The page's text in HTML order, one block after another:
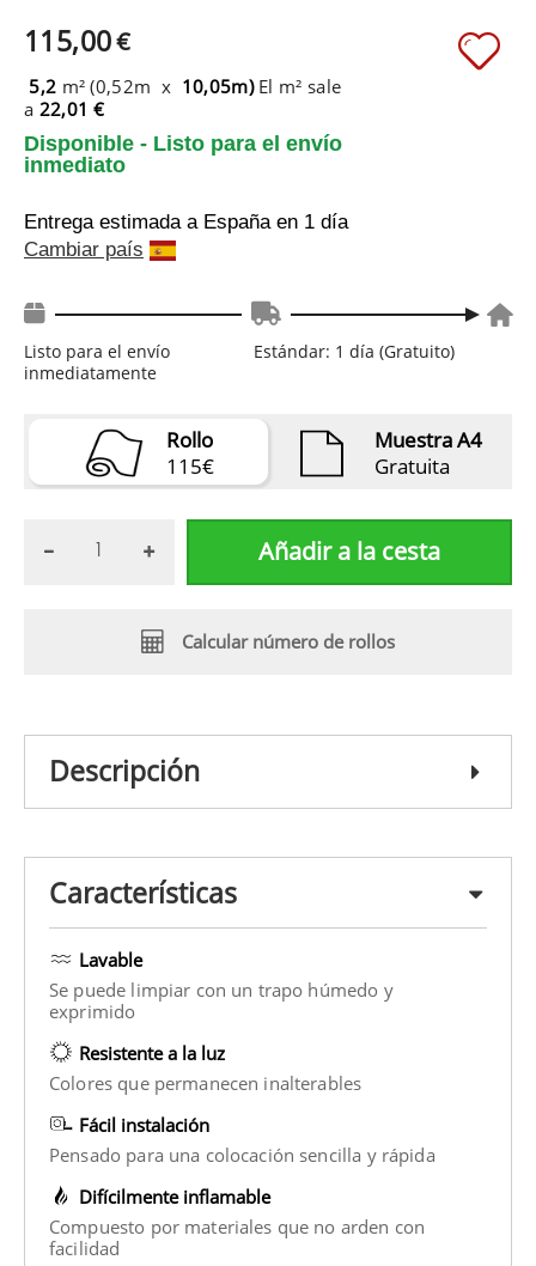
115,00€
5,2 m² (0,52m x 10,05m) El m² sale
a 22,01 €
Disponible - Listo para el envío
inmediato
Entrega estimada a España en 1 día
Cambiar país
Listo para el envío
inmediatamente
Estándar: 1 día (Gratuito)
Rollo
115€
Muestra A4
Gratuita
Añadir a la cesta
Calcular número de rollos
Descripción
Características
Lavable
Se puede limpiar con un trapo húmedo y
exprimido
Resistente a la luz
Colores que permanecen inalterables
Fácil instalación
Pensado para una colocación sencilla y rápida
Difícilmente inflamable
Compuesto por materiales que no arden con
facilidad